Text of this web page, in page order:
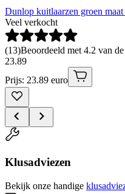
Dunlop kuitlaarzen groen maat
Veel verkocht
(13)Beoordeeld met 4.2 van
23.89
Prijs: 23.89 euro
Klusadviezen
Bekijk onze handige